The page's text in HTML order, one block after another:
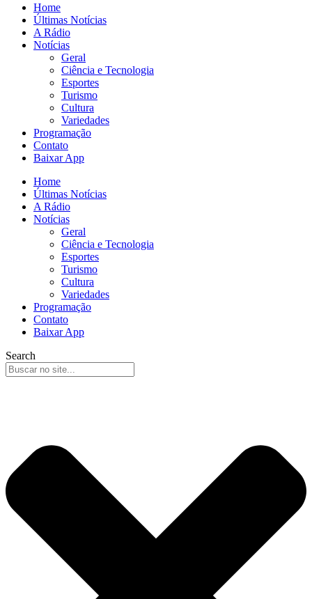
Home
Últimas Notícias
A Rádio
Notícias
Geral
Ciência e Tecnologia
Esportes
Turismo
Cultura
Variedades
Programação
Contato
Baixar App
Home
Últimas Notícias
A Rádio
Notícias
Geral
Ciência e Tecnologia
Esportes
Turismo
Cultura
Variedades
Programação
Contato
Baixar App
Search